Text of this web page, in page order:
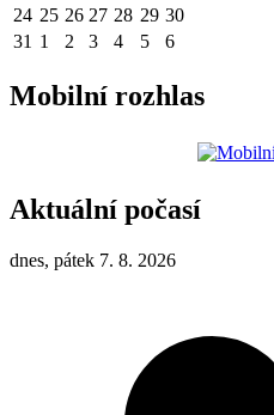
24 25 26 27 28 29 30
31 1 2 3 4 5 6
Mobilní rozhlas
Aktuální počasí
dnes, pátek 7. 8. 2026